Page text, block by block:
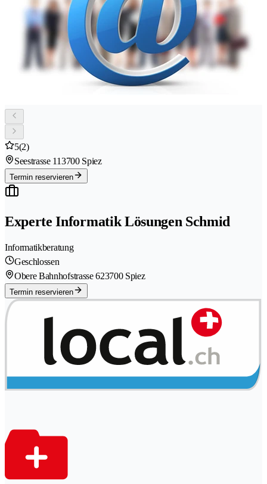
5(2)
Seestrasse 113700 Spiez
Termin reservieren
Experte Informatik Lösungen Schmid
Informatikberatung
Geschlossen
Obere Bahnhofstrasse 623700 Spiez
Termin reservieren